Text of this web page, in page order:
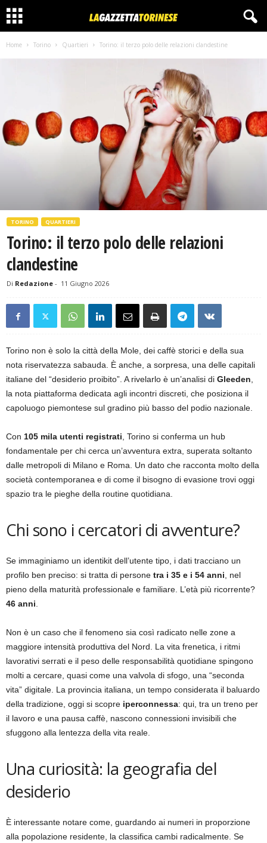
Home Torino Quartieri Torino: il terzo polo delle relazioni clandestine
TORINO QUARTIERI
Torino: il terzo polo delle relazioni
clandestine
Di Redazione - 11 Giugno 2026
Torino non è solo la città della Mole, dei caffè storici e della sua
nota riservatezza sabauda. È anche, a sorpresa, una delle capitali
italiane del “desiderio proibito”. A rivelarlo è un’analisi di Gleeden,
la nota piattaforma dedicata agli incontri discreti, che posiziona il
capoluogo piemontese sul gradino più basso del podio nazionale.
Con 105 mila utenti registrati, Torino si conferma un hub
fondamentale per chi cerca un’avventura extra, superata soltanto
dalle metropoli di Milano e Roma. Un dato che racconta molto della
società contemporanea e di come il bisogno di evasione trovi oggi
spazio tra le pieghe della routine quotidiana.
Chi sono i cercatori di avventure?
Se immaginiamo un identikit dell’utente tipo, i dati tracciano un
profilo ben preciso: si tratta di persone tra i 35 e i 54 anni, nel
pieno della maturità professionale e familiare. L’età più ricorrente?
46 anni.
Non è un caso che il fenomeno sia così radicato nelle zone a
maggiore intensità produttiva del Nord. La vita frenetica, i ritmi
lavorativi serrati e il peso delle responsabilità quotidiane spingono
molti a cercare, quasi come una valvola di sfogo, una “seconda
vita” digitale. La provincia italiana, un tempo considerata il baluardo
della tradizione, oggi si scopre iperconnessa: qui, tra un treno per
il lavoro e una pausa caffè, nascono connessioni invisibili che
sfuggono alla lentezza della vita reale.
Una curiosità: la geografia del
desiderio
È interessante notare come, guardando ai numeri in proporzione
alla popolazione residente, la classifica cambi radicalmente. Se